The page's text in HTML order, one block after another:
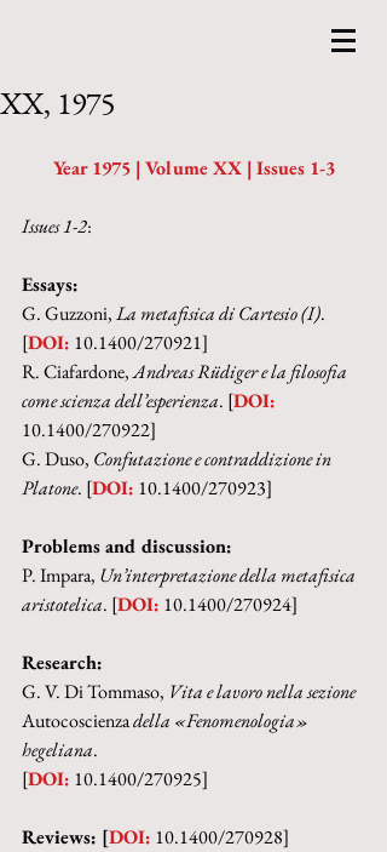
XX, 1975
Year 1975 | Volume XX | Issues 1-3
Issues 1-2:
Essays:
G. Guzzoni, La metafisica di Cartesio (I).
[DOI: 10.1400/270921]
R. Ciafardone, Andreas Rüdiger e la filosofia
come scienza dell’esperienza. [DOI:
10.1400/270922]
G. Duso, Confutazione e contraddizione in
Platone. [DOI: 10.1400/270923]
Problems and discussion:
P. Impara, Un’interpretazione della metafisica
aristotelica. [DOI: 10.1400/270924]
Research:
G. V. Di Tommaso, Vita e lavoro nella sezione
Autocoscienza della «Fenomenologia»
hegeliana.
[DOI: 10.1400/270925]
Reviews: [DOI: 10.1400/270928]